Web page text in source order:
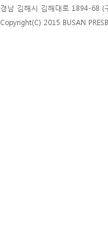
경남 김해시 김해대로 1894-68
Copyright(C) 2015 BUSAN